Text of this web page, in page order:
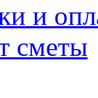
и
сметы